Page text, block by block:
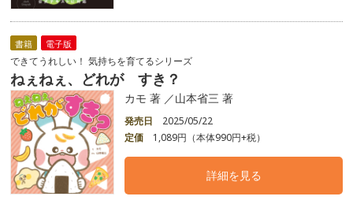
書籍 電子版
できてうれしい！ 気持ちを育てるシリーズ
ねぇねぇ、どれが すき？
カモ 著 ／山本省三 著
発売日
2025/05/22
定価
1,089円（本体990円+税）
詳細を見る